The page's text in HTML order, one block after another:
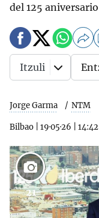
del 125 aniversario
Jorge Garma NTM
Bilbao 19·05·26 14:42
Itzuli
21